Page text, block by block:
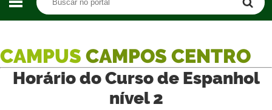
CAMPUS CAMPOS CENTRO
Horário do Curso de Espanhol
nível 2